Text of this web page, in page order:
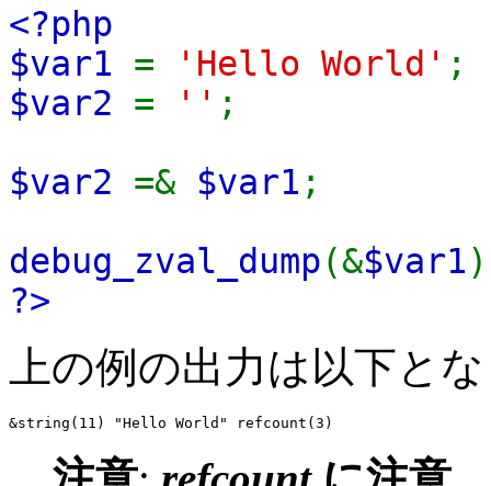
<?php
$var1 = 'Hello World' ;
$var2 = '' ;
$var2 =& $var1 ;
debug_zval_dump(&$var1
?>
上の例の出力は以下と